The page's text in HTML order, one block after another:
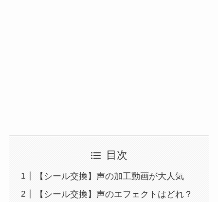
目次
【シール交換】声の加工動画が大人気
【シール交換】声のエフェクトはどれ？